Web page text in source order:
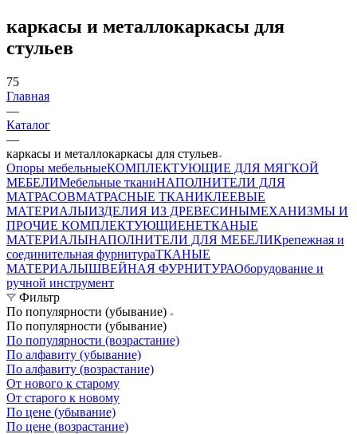
каркасы и металлокаркасы для
стульев
75
Главная
—
Каталог
—
каркасы и металлокаркасы для стульев
Опоры мебельныеКОМПЛЕКТУЮЩИЕ ДЛЯ МЯГКОЙ
МЕБЕЛИМебельные тканиНАПОЛНИТЕЛИ ДЛЯ
МАТРАСОВМАТРАСНЫЕ ТКАНИКЛЕЕВЫЕ
МАТЕРИАЛЫИЗДЕЛИЯ ИЗ ДРЕВЕСИНЫМЕХАНИЗМЫ И
ПРОЧИЕ КОМПЛЕКТУЮЩИЕНЕТКАНЫЕ
МАТЕРИАЛЫНАПОЛНИТЕЛИ ДЛЯ МЕБЕЛИКрепежная и
соединительная фурнитураТКАНЫЕ
МАТЕРИАЛЫШВЕЙНАЯ ФУРНИТУРАОборудование и
ручной инструмент
Фильтр
По популярности (убывание)
По популярности (убывание)
По популярности (возрастание)
По алфавиту (убывание)
По алфавиту (возрастание)
От нового к старому
От старого к новому
По цене (убывание)
По цене (возрастание)